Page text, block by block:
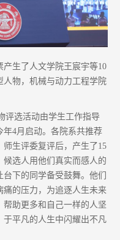
生了人文学院王宸宇等10
人物，机械与动力工程学院
评选活动由学生工作指导
4月启动。各院系共推荐
生评委复评后，产生了15
选人用他们真实而感人的
下的同学备受鼓舞。他们
痛的压力，为追逐人生未来
助更多和自己一样的人坚
平凡的人生中闪耀出不凡